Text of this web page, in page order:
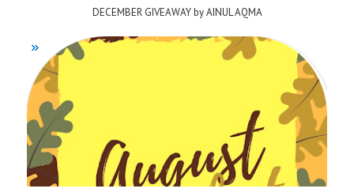
DECEMBER GIVEAWAY by AINUL AQMA